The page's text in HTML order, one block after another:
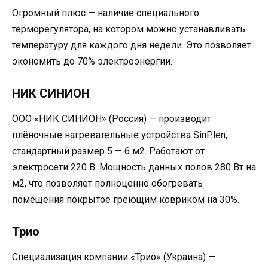
Огромный плюс — наличие специального
терморегулятора, на котором можно устанавливать
температуру для каждого дня недели. Это позволяет
экономить до 70% электроэнергии.
НИК СИНИОН
ООО «НИК СИНИОН» (Россия) — производит
плёночные нагревательные устройства SinPlen,
стандартный размер 5 — 6 м2. Работают от
электросети 220 В. Мощность данных полов 280 Вт на
м2, что позволяет полноценно обогревать
помещения покрытое греющим ковриком на 30%.
Трио
Специализация компании «Трио» (Украина) —